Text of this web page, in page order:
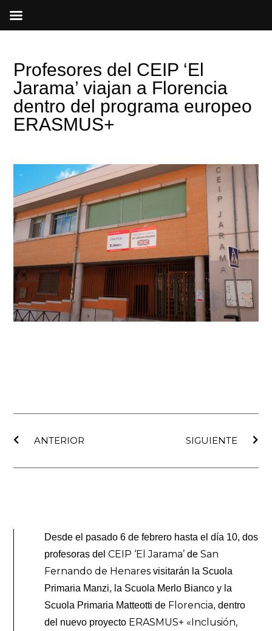
Profesores del CEIP ‘El
Jarama’ viajan a Florencia
dentro del programa europeo
ERASMUS+
ANTERIOR
SIGUIENTE
Desde el pasado 6 de febrero hasta el día 10, dos
profesoras delCEIP ‘El Jarama’ deSan
Fernando de Henares visitarán la Scuola
Primaria Manzi, la Scuola Merlo Bianco y la
Scuola Primaria Matteotti de Florencia, dentro
del nuevo proyecto ERASMUS+ «Inclusión,